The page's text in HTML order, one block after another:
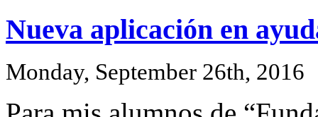
Nueva aplicación en
Monday, September 26th, 2016